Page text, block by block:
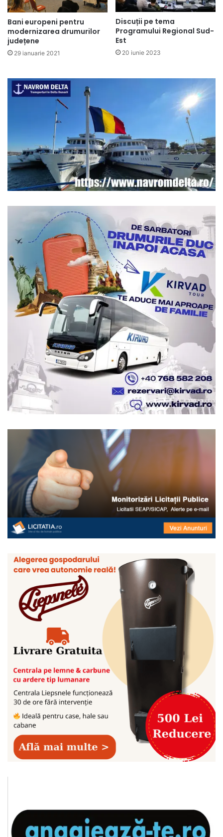
Bani europeni pentru
modernizarea drumurilor
județene
29 ianuarie 2021
Discuții pe tema
Programului Regional Sud-
Est
20 iunie 2023